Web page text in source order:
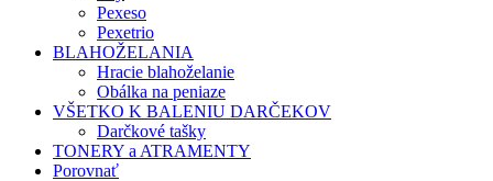
Pexeso
Pexetrio
BLAHOŽELANIA
Hracie blahoželanie
Obálka na peniaze
VŠETKO K BALENIU DARČEKOV
Darčkové tašky
TONERY a ATRAMENTY
Porovnať